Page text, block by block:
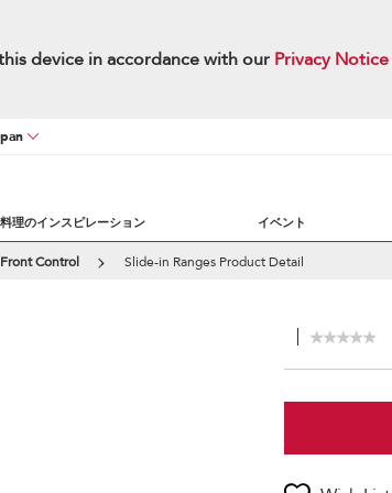
device in accordance with our Privacy Notice
理のインスピレーション イベント
Control Slide-in Ranges Product Detail